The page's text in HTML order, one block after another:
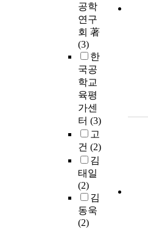
공학
연구
회 著
(3)
한
국공
학교
육평
가센
터 (3)
고
건 (2)
김
태일
(2)
김
동욱
(2)